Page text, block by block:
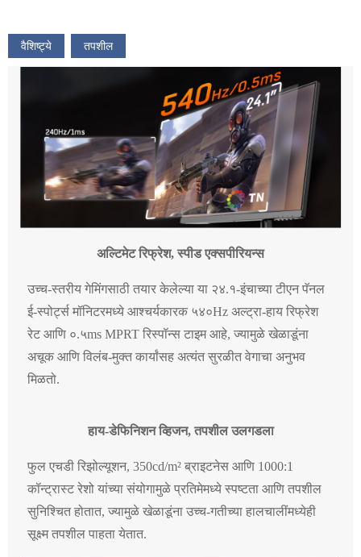
वैशिष्ट्ये तपशील
अल्टिमेट रिफ्रेश, स्पीड एक्सपीरियन्स
उच्च-स्तरीय गेमिंगसाठी तयार केलेल्या या २४.१-इंचाच्या टीएन पॅनल
ई-स्पोर्ट्स मॉनिटरमध्ये आश्चर्यकारक ५४०Hz अल्ट्रा-हाय रिफ्रेश
रेट आणि ०.५ms MPRT रिस्पॉन्स टाइम आहे, ज्यामुळे खेळाडूंना
अचूक आणि विलंब-मुक्त कार्यांसह अत्यंत सुरळीत वेगाचा अनुभव
मिळतो.
हाय-डेफिनिशन व्हिजन, तपशील उलगडला
फुल एचडी रिझोल्यूशन, 350cd/m² ब्राइटनेस आणि 1000:1
कॉन्ट्रास्ट रेशो यांच्या संयोगामुळे प्रतिमेमध्ये स्पष्टता आणि तपशील
सुनिश्चित होतात, ज्यामुळे खेळाडूंना उच्च-गतीच्या हालचालींमध्येही
सूक्ष्म तपशील पाहता येतात.